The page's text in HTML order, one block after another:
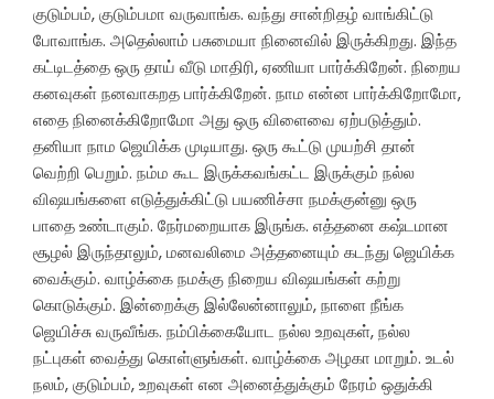
குடும்பம், குடும்பமா வருவாங்க. வந்து சான்றிதழ் வாங்கிட்டு
போவாங்க. அதெல்லாம் பசுமையா நினைவில் இருக்கிறது. இந்த
கட்டிடத்தை ஒரு தாய் வீடு மாதிரி, ஏணியா பார்க்கிறேன். நிறைய
கனவுகள் நனவாகறத பார்க்கிறேன். நாம என்ன பார்க்கிறோமோ,
எதை நினைக்கிறோமோ அது ஒரு விளைவை ஏற்படுத்தும்.
தனியா நாம ஜெயிக்க முடியாது. ஒரு கூட்டு முயற்சி தான்
வெற்றி பெறும். நம்ம கூட இருக்கவங்கட்ட இருக்கும் நல்ல
விஷயங்களை எடுத்துக்கிட்டு பயணிச்சா நமக்குன்னு ஒரு
பாதை உண்டாகும். நேர்மறையாக இருங்க. எத்தனை கஷ்டமான
சூழல் இருந்தாலும், மனவலிமை அத்தனையும் கடந்து ஜெயிக்க
வைக்கும். வாழ்க்கை நமக்கு நிறைய விஷயங்கள் கற்று
கொடுக்கும். இன்றைக்கு இல்லேன்னாலும், நாளை நீங்க
ஜெயிச்சு வருவீங்க. நம்பிக்கையோட நல்ல உறவுகள், நல்ல
நட்புகள் வைத்து கொள்ளுங்கள். வாழ்க்கை அழகா மாறும். உடல்
நலம், குடும்பம், உறவுகள் என அனைத்துக்கும் நேரம் ஒதுக்கி